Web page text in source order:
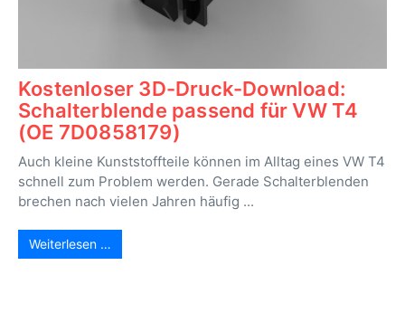
Kostenloser 3D-Druck-Download:
Schalterblende passend für VW T4
(OE 7D0858179)
Auch kleine Kunststoffteile können im Alltag eines VW T4
schnell zum Problem werden. Gerade Schalterblenden
brechen nach vielen Jahren häufig ...
Weiterlesen …